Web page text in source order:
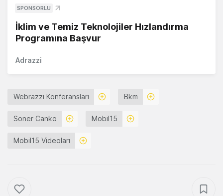
SPONSORLU
İklim ve Temiz Teknolojiler Hızlandırma
Programına Başvur
Adrazzi
Webrazzi Konferansları Bkm
Soner Canko Mobil15
Mobil15 Videoları